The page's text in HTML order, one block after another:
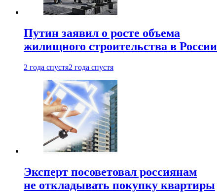
Путин заявил о росте объема
жилищного строительства в России
2 года спустя2 года спустя
Эксперт посоветовал россиянам
не откладывать покупку квартиры